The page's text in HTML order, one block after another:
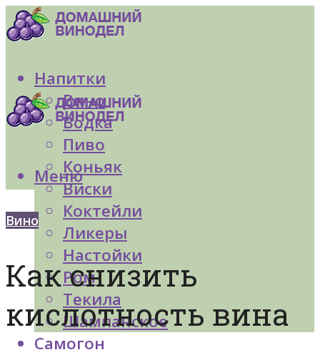
Напитки
Вино
Водка
Пиво
Коньяк
Виски
Коктейли
Ликеры
Настойки
Ром
Текила
Шампанское
Самогон
Меню
Вино
Как снизить
кислотность вина